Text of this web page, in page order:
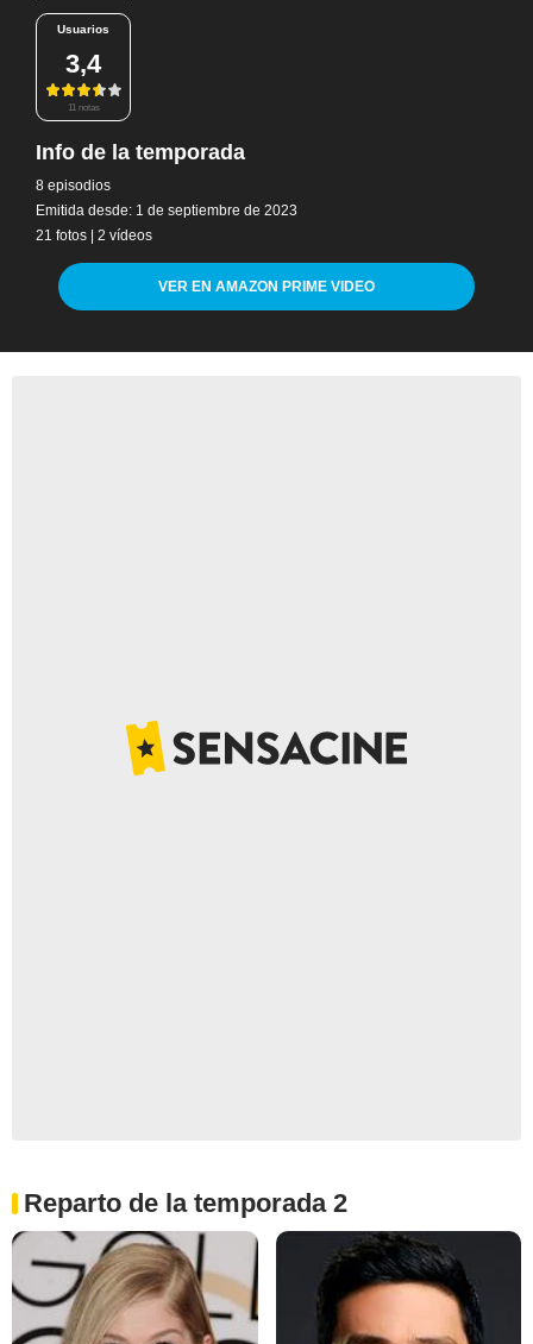
Usuarios
3,4
11 notas
Info de la temporada
8 episodios
Emitida desde: 1 de septiembre de 2023
21 fotos | 2 vídeos
VER EN AMAZON PRIME VIDEO
Reparto de la temporada 2